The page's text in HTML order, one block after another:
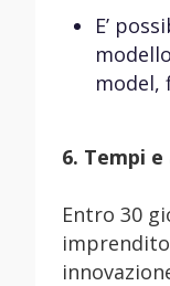
E’
model,
6. Tempi
Entro 30